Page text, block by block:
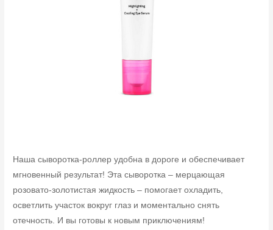
Наша сыворотка-роллер удобна в дороге и обеспечивает
мгновенный результат! Эта сыворотка – мерцающая
розовато-золотистая жидкость – помогает охладить,
осветлить участок вокруг глаз и моментально снять
отечность. И вы готовы к новым приключениям!